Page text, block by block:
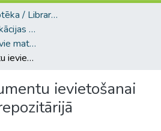
B1 – LU bibliotēka / Library of the UL
LU bibliotēkas publikācijas / Publications of the University Library
Bukleti u.c. informatīvie materiāli (LUB) / Booklets and other informational materials
Pamācība dokumentu ievietošanai LU e-resursu repozitārijā
ievietošanai